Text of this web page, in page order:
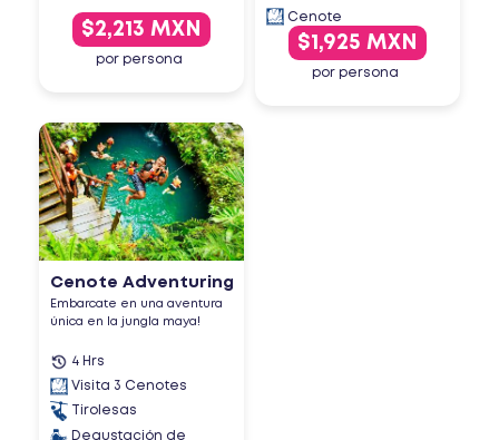
$2,213 MXN
por persona
Cenote
$1,925 MXN
por persona
Cenote Adventuring
Embarcate en una aventura
única en la jungla maya!
4 Hrs
Visita 3 Cenotes
Tirolesas
Degustación de